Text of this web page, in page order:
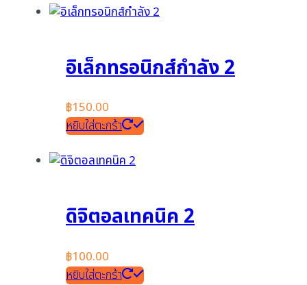
อิเล็กทรอนิกส์กำลัง 2
฿150.00
หยิบใส่ตะกร้า
ดิจิตอลเทคนิค 2
฿100.00
หยิบใส่ตะกร้า